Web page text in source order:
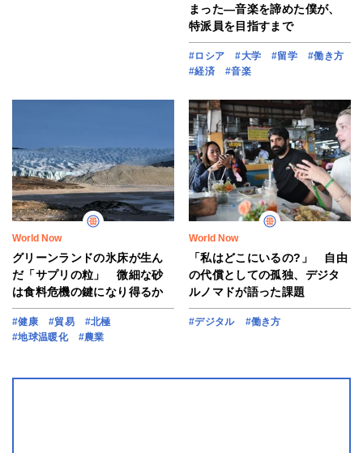
まった―音楽を諦めた僕が、
特派員を目指すまで
#ロシア #大学 #留学
#働き方
#経済
#音楽
World Now
グリーンランドの氷床が生ん
だ「サプリの粒」 微細な砂
は食料危機の鍵になり得るか
#健康 #貿易
#北極
#地球温暖化
#農業
World Now
「私はどこにいるの?」 自由
の代償としての孤独、デジタ
ルノマドが語った課題
#デジタル #働き方